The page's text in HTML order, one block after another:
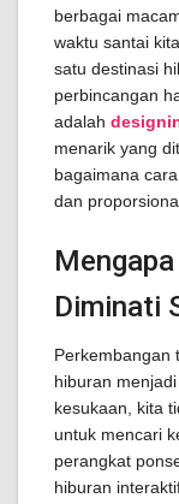
berbagai
waktu santai
satu destinasi
perbincangan
adalah
menarik yang
bagaimana
dan
Diminati
Perkembangan
hiburan
kesukaan, kita
untuk mencari
perangkat
hiburan